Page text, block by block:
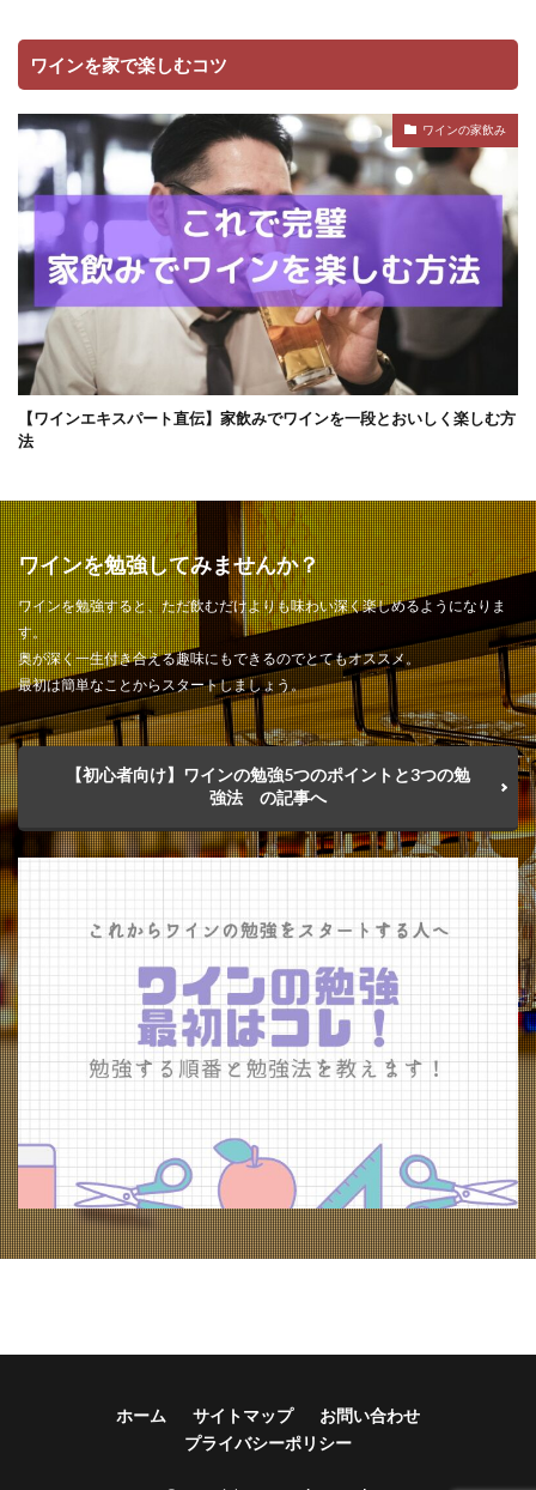
ワインを家で楽しむコツ
ワインの家飲み
【ワインエキスパート直伝】家飲みでワインを一段とおいしく楽しむ方
法
ワインを勉強してみませんか？
ワインを勉強すると、ただ飲むだけよりも味わい深く楽しめるようになりま
す。
奥が深く一生付き合える趣味にもできるのでとてもオススメ。
最初は簡単なことからスタートしましょう。
【初心者向け】ワインの勉強5つのポイントと3つの勉
強法 の記事へ
ホーム サイトマップ
お問い合わせ
プライバシーポリシー